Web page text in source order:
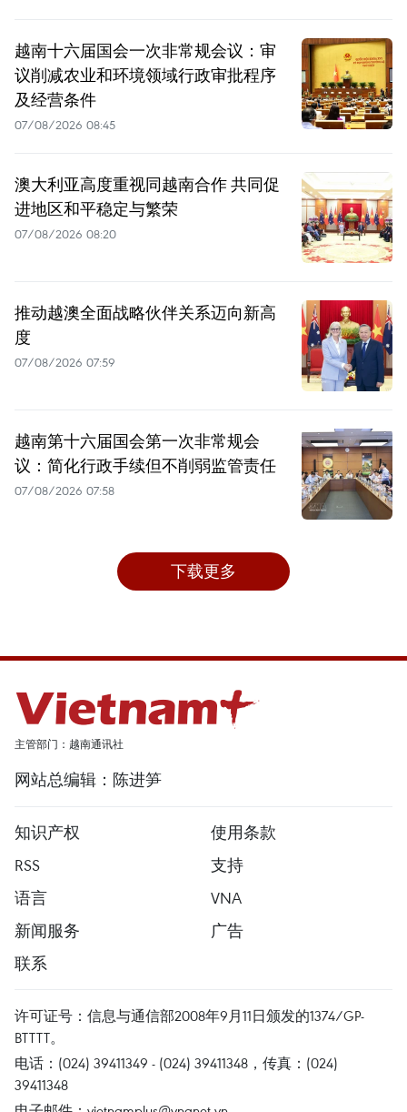
越南十六届国会一次非常规会议：审
议削减农业和环境领域行政审批程序
及经营条件
07/08/2026 08:45
澳大利亚高度重视同越南合作 共同促
进地区和平稳定与繁荣
07/08/2026 08:20
推动越澳全面战略伙伴关系迈向新高
度
07/08/2026 07:59
越南第十六届国会第一次非常规会
议：简化行政手续但不削弱监管责任
07/08/2026 07:58
下载更多
主管部门：越南通讯社
网站总编辑：陈进笋
知识产权
使用条款
RSS
支持
语言
VNA
新闻服务
广告
联系
许可证号：信息与通信部2008年9月11日颁发的1374/GP-
BTTTT。
电话：(024) 39411349 - (024) 39411348，传真：(024)
39411348